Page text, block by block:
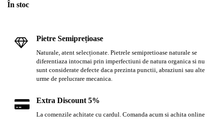
În stoc
Pietre Semiprețioase
Naturale, atent selecționate. Pietrele semipretioase naturale se
diferentiaza intocmai prin imperfectiuni de natura organica si nu
sunt considerate defecte daca prezinta punctii, abraziuni sau alte
urme de prelucrare mecanica.
Extra Discount 5%
La comenzile achitate cu cardul. Comanda acum si achita online